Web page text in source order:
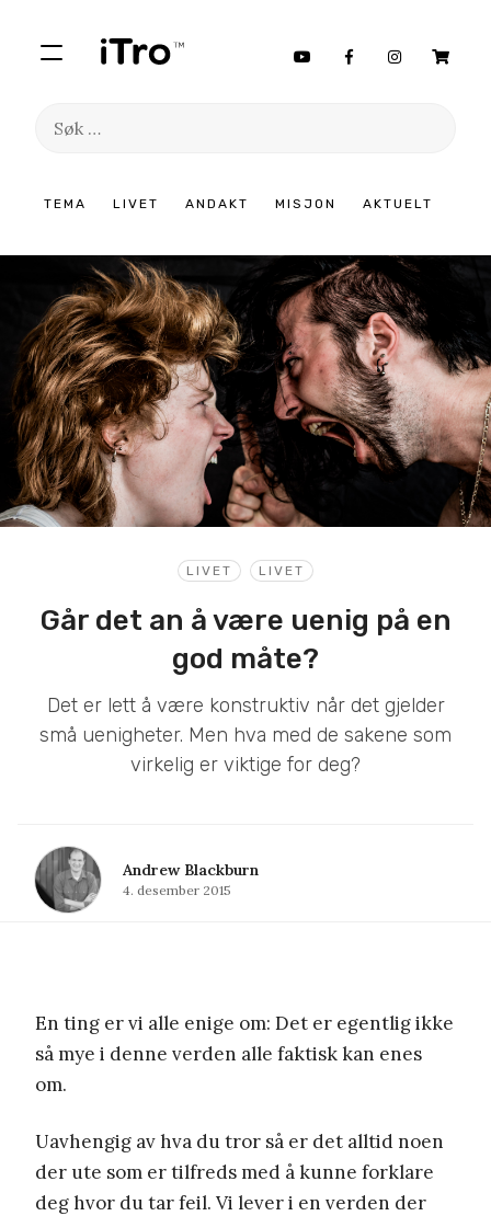
TEMA LIVET ANDAKT MISJON AKTUELT
Søk
innhold
LIVET LIVET
Går det an å være uenig på en
god måte?
Det er lett å være konstruktiv når det gjelder
små uenigheter. Men hva med de sakene som
virkelig er viktige for deg?
Andrew Blackburn
4. desember 2015
En ting er vi alle enige om: Det er egentlig ikke
så mye i denne verden alle faktisk kan enes
om.
Uavhengig av hva du tror så er det alltid noen
der ute som er tilfreds med å kunne forklare
deg hvor du tar feil. Vi lever i en verden der